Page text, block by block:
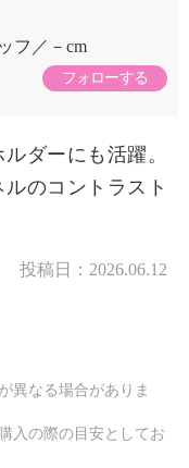
フ
－cm
フォローする
ダーにも活躍。
のコントラスト
投稿日： 2026.06.12
異なる場合がありま
入の際の目安としてお